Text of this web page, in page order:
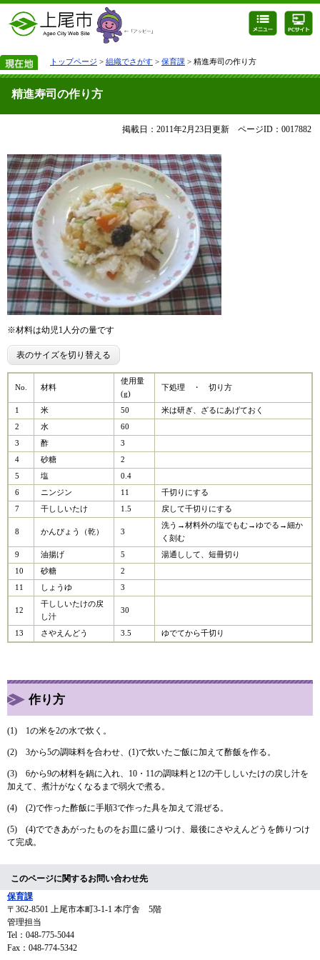
トップページ > 組織でさがす > 保育課 > 精進寿司の作り方
精進寿司の作り方
掲載日：2011年2月23日更新 ページID：0017882
※材料は幼児1人分の量です
表のサイズを切り替える
No. 材料
使用量
(g)
下処理 ・ 切り方
1 米 50 米は研ぎ、ざるにあげておく
2 水 60
3 酢 3
4 砂糖 2
5 塩 0.4
6 ニンジン 11 千切りにする
7 干ししいたけ 1.5 戻して千切りにする
8 かんぴょう（乾） 3
洗う→材料外の塩でもむ→ゆでる→細か
く刻む
9 油揚げ 5 湯通しして、短冊切り
10 砂糖 2
11 しょうゆ 3
12
干ししいたけの戻
し汁
30
13 さやえんどう 3.5 ゆでてから千切り
作り方
(1) 1の米を2の水で炊く。
(2) 3から5の調味料を合わせ、(1)で炊いたご飯に加えて酢飯を作る。
(3) 6から9の材料を鍋に入れ、10・11の調味料と12の干ししいたけの戻し汁を
加えて、煮汁がなくなるまで弱火で煮る。
(4) (2)で作った酢飯に手順3で作った具を加えて混ぜる。
(5) (4)でできあがったものをお皿に盛りつけ、最後にさやえんどうを飾りつけ
て完成。
このページに関するお問い合わせ先
保育課
〒362-8501
上尾市本町3-1-1 本庁舎 5階
管理担当
Tel：048-775-5044
Fax：048-774-5342